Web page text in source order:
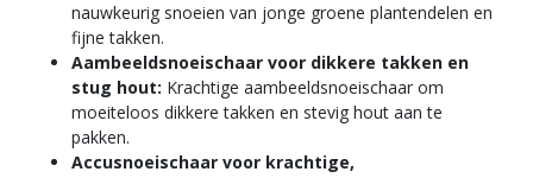
nauwkeurig snoeien van jonge groene plantendelen en
fijne takken.
Aambeeldsnoeischaar voor dikkere takken en
stug hout: Krachtige aambeeldsnoeischaar om
moeiteloos dikkere takken en stevig hout aan te
pakken.
Accusnoeischaar voor krachtige,